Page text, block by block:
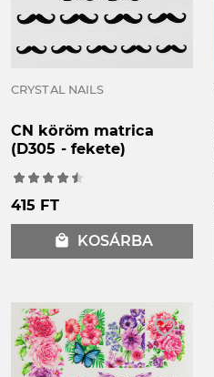
CRYSTAL NAILS
CN köröm matrica
(D305 - fekete)
415 FT
local_mall KOSÁRBA
favorite_border